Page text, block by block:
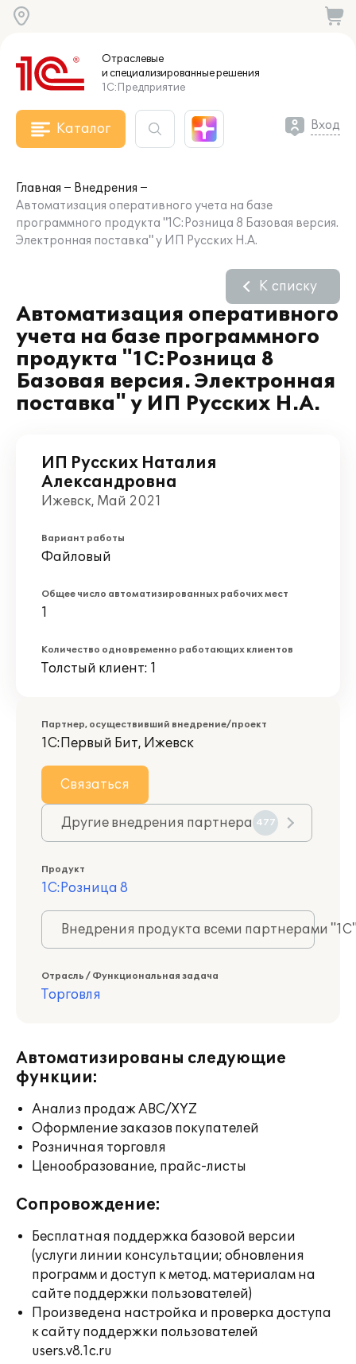
Отраслевые
и специализированныерешения
1С:Предприятие
Каталог Вход
Главная
Внедрения
Автоматизация оперативного учета на базе
программного продукта "1С:Розница 8 Базовая версия.
Электронная поставка" у ИП Русских Н.А.
Автоматизация оперативного
учета на базе программного
продукта "1С:Розница 8
Базовая версия. Электронная
поставка" у ИП Русских Н.А.
К списку
ИП Русских Наталия
Александровна
Ижевск, Май 2021
Вариант работы
Файловый
Общее число автоматизированных рабочих мест
1
Количество одновременно работающих клиентов
Толстый клиент: 1
Партнер, осуществивший внедрение/проект
1С:Первый Бит, Ижевск
Связаться
Другие внедрения партнера 477
Продукт
1С:Розница 8
Внедрения продукта всеми партнерами
Отрасль / Функциональная задача
Торговля
Автоматизированы следующие
функции:
Анализ продаж ABC/XYZ
Оформление заказов покупателей
Розничная торговля
Ценообразование, прайс-листы
Сопровождение:
Бесплатная поддержка базовой версии
(услуги линии консультации; обновления
программ и доступ к метод. материалам на
сайте поддержки пользователей)
Произведена настройка и проверка доступа
к сайту поддержки пользователей
users.v8.1c.ru